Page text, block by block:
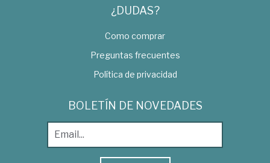
¿DUDAS?
Como comprar
Preguntas frecuentes
Política de privacidad
BOLETÍN DE NOVEDADES